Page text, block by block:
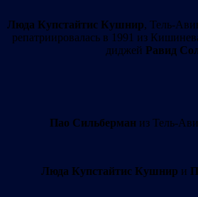
Люда Купстайтис Кушнир, Тель-
репатриировалась в 1991 из
диджей Равид
Пао Сильберман из Тель-
Люда Купстайтис Кушнир и